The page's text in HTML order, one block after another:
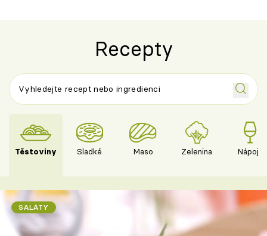
Recepty
Těstoviny Sladké Maso Zelenina Nápoje
SALÁTY